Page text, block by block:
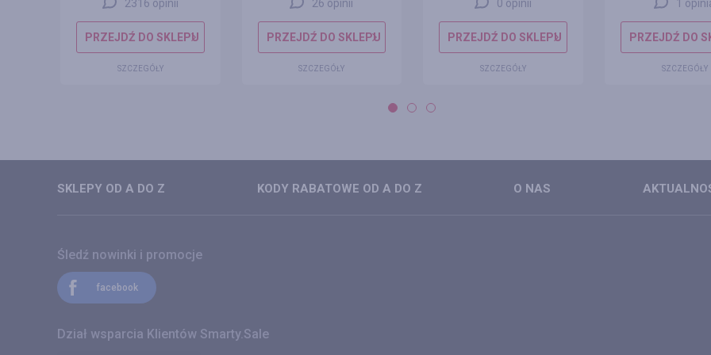
2316 opinii
PRZEJDŹ DO SKLEPU
SZCZEGÓŁY
26 opinii
PRZEJDŹ DO SKLEPU
SZCZEGÓŁY
0 opinii
PRZEJDŹ DO SKLEPU
SZCZEGÓŁY
1
PRZEJDŹ DO
SZCZEGÓŁY
SKLEPY OD A DO Z KODY RABATOWE OD A DO Z O NAS
Śledź nowinki i promocje
facebook
Dział wsparcia Klientów Smarty.Sale